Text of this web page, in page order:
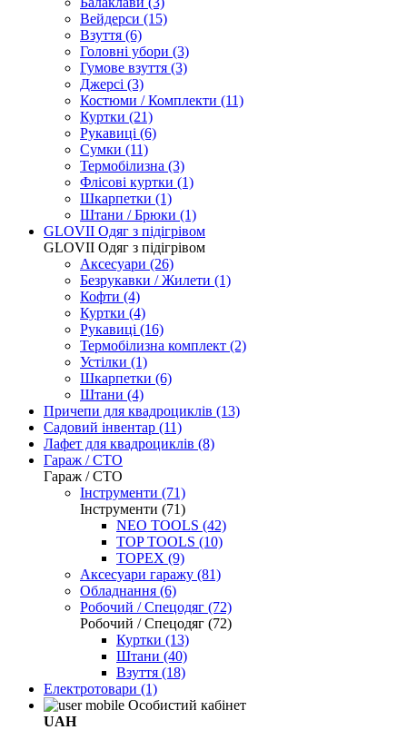
Вейдерси (15)
Взуття (6)
Головні убори (3)
Гумове взуття (3)
Джерсі (3)
Костюми / Комплекти (11)
Куртки (21)
Рукавиці (6)
Сумки (11)
Термобілизна (3)
Флісові куртки (1)
Шкарпетки (1)
Штани / Брюки (1)
GLOVII Одяг з підігрівом
GLOVII Одяг з підігрівом
Аксесуари (26)
Безрукавки / Жилети (1)
Кофти (4)
Куртки (4)
Рукавиці (16)
Термобілизна комплект (2)
Устілки (1)
Шкарпетки (6)
Штани (4)
Причепи для квадроциклів (13)
Садовий інвентар (11)
Лафет для квадроциклів (8)
Гараж / СТО
Гараж / СТО
Інструменти (71)
Інструменти (71)
NEO TOOLS (42)
TOP TOOLS (10)
TOPEX (9)
Аксесуари гаражу (81)
Обладнання (6)
Робочий / Спецодяг (72)
Робочий / Спецодяг (72)
Куртки (13)
Штани (40)
Взуття (18)
Електротовари (1)
Особистий кабінет
UAH